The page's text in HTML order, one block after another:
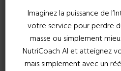
Imaginez la puissance de
votre service pour perdre
masse ou simplement
NutriCoach AI et atteignez
mais simplement avec un